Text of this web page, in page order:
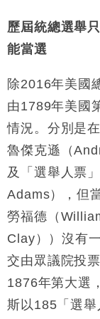
歷屆統總選舉
能當選
除2016年美國
由1789年美國
情況。分別是
魯傑克遜（
及「選舉人票
Adams），但
勞福德（
Clay））沒有
交由眾議院投
1876年第大選
斯以185「選